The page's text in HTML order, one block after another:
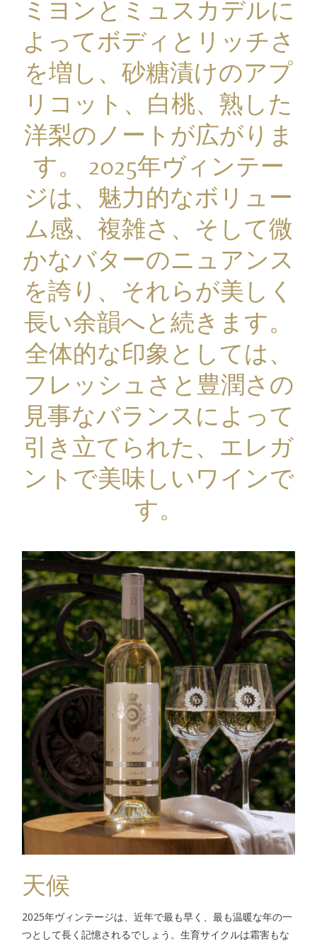
ミヨンとミュスカデルに
よってボディとリッチさ
を増し、砂糖漬けのアプ
リコット、白桃、熟した
洋梨のノートが広がりま
す。 2025年ヴィンテー
ジは、魅力的なボリュー
ム感、複雑さ、そして微
かなバターのニュアンス
を誇り、それらが美しく
長い余韻へと続きます。
全体的な印象としては、
フレッシュさと豊潤さの
見事なバランスによって
引き立てられた、エレガ
ントで美味しいワインで
す。
天候
2025年ヴィンテージは、近年で最も早く、最も温暖な年の一
つとして長く記憶されるでしょう。生育サイクルは霜害もな